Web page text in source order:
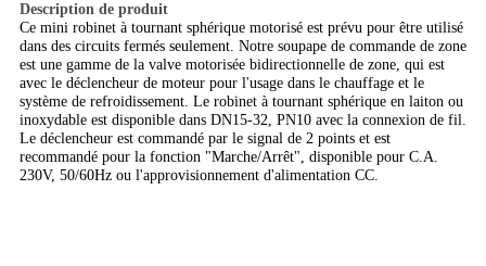
Description de produit
Ce mini robinet à tournant sphérique motorisé est prévu pour être utilisé
dans des circuits fermés seulement. Notre soupape de commande de zone
est une gamme de la valve motorisée bidirectionnelle de zone, qui est
avec le déclencheur de moteur pour l'usage dans le chauffage et le
système de refroidissement. Le robinet à tournant sphérique en laiton ou
inoxydable est disponible dans DN15-32, PN10 avec la connexion de fil.
Le déclencheur est commandé par le signal de 2 points et est
recommandé pour la fonction "Marche/Arrêt", disponible pour C.A.
230V, 50/60Hz ou l'approvisionnement d'alimentation CC.